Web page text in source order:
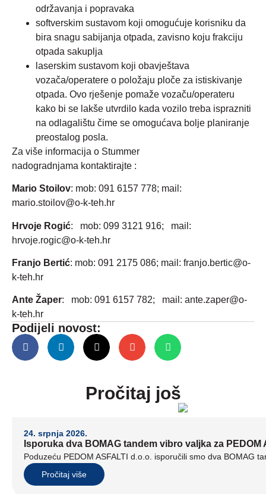
održavanja i popravaka
softverskim sustavom koji omogućuje korisniku da
bira snagu sabijanja otpada, zavisno koju frakciju
otpada sakuplja
laserskim sustavom koji obavještava
vozača/operatere o položaju ploče za istiskivanje
otpada. Ovo rješenje pomaže vozaču/operateru
kako bi se lakše utvrdilo kada vozilo treba isprazniti
na odlagalištu čime se omogućava bolje planiranje
preostalog posla.
Za više informacija o Stummer
nadogradnjama kontaktirajte :
Mario Stoilov: mob: 091 6157 778; mail:
mario.stoilov@o-k-teh.hr
Hrvoje Rogić: mob: 099 3121 916; mail:
hrvoje.rogic@o-k-teh.hr
Franjo Bertić: mob: 091 2175 086; mail: franjo.bertic@o-
k-teh.hr
Ante Žaper: mob: 091 6157 782; mail: ante.zaper@o-
k-teh.hr
Podijeli novost:
Pročitaj još
24. srpnja 2026.
Isporuka dva BOMAG tandem vibro valjka za PEDOM
Poduzeću PEDOM ASFALTI d.o.o. isporučili smo dva BOMAG
Pročitaj više